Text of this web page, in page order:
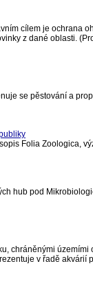
cílem je ochrana
z dané oblasti.
se pěstování a
Folia Zoologica,
hub pod
chráněnými
v řadě akvárií